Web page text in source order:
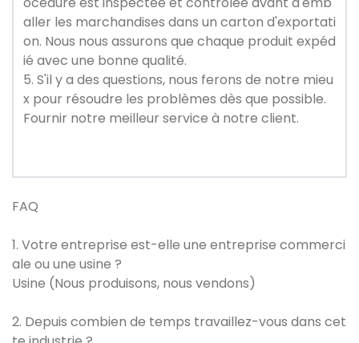
aller les marchandises dans un carton d'exportati
on. Nous nous assurons que chaque produit expéd
ié avec une bonne qualité.
5. S'il y a des questions, nous ferons de notre mieu
x pour résoudre les problèmes dès que possible.
Fournir notre meilleur service à notre client.
FAQ
1. Votre entreprise est-elle une entreprise commerci
ale ou une usine ?
Usine (Nous produisons, nous vendons)
2. Depuis combien de temps travaillez-vous dans cet